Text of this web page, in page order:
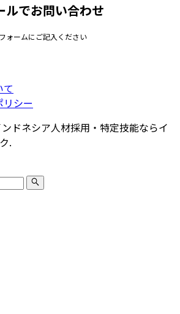
ルでお問い合わせ
フォームにご記入ください
て
リシー
ドネシア人材採用・特定技能ならイ
.